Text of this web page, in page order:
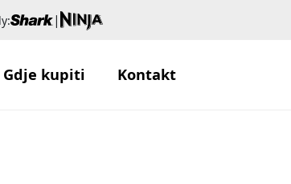
|
Gdje kupiti Kontakt